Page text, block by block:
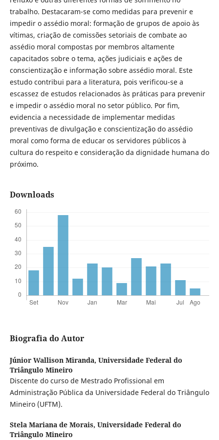
trabalho. Destacaram-se como medidas para prevenir e
impedir o assédio moral: formação de grupos de apoio às
vítimas, criação de comissões setoriais de combate ao
assédio moral compostas por membros altamente
capacitados sobre o tema, ações judiciais e ações de
conscientização e informação sobre assédio moral. Este
estudo contribui para a literatura, pois verificou-se a
escassez de estudos relacionados às práticas para prevenir
e impedir o assédio moral no setor público. Por fim,
evidencia a necessidade de implementar medidas
preventivas de divulgação e conscientização do assédio
moral como forma de educar os servidores públicos à
cultura do respeito e consideração da dignidade humana do
próximo.
Downloads
Biografia do Autor
Júnior Wallison Miranda, Universidade Federal do
Triângulo Mineiro
Discente do curso de Mestrado Profissional em
Administração Pública da Universidade Federal do Triângulo
Mineiro (UFTM).
Stela Mariana de Morais, Universidade Federal do
Triângulo Mineiro